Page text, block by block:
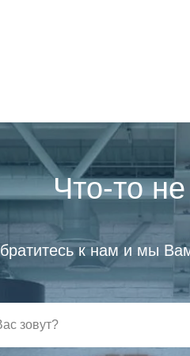
Что-то
к нам и мы